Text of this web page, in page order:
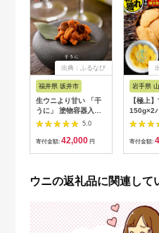
出典：ふるなび
福井県 坂井市
生ウニより甘い 「干
うに」 塗物容器入り
20g ～酒・シャンパ
ンと～｜おつまみ 酒
のあて 雲丹 [D-4611]
5.0
寄付金額: 42,000 円
岩手県
【極上
150g×2
川石水
月以降
陸山田
ウニ 特
不使用
寄付金額:
ウニの返礼品に関連して